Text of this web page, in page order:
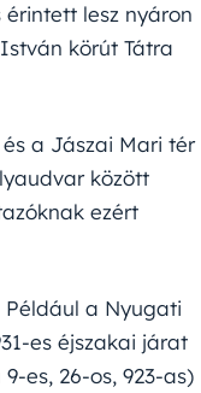
lesz nyáron
körút Tátra
a Jászai Mari tér
között
ezért
a Nyugati
es éjszakai járat
es, 26-os, 923-as)